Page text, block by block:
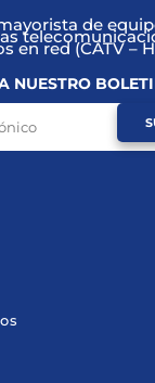
de
en red (CATV –
NUESTRO